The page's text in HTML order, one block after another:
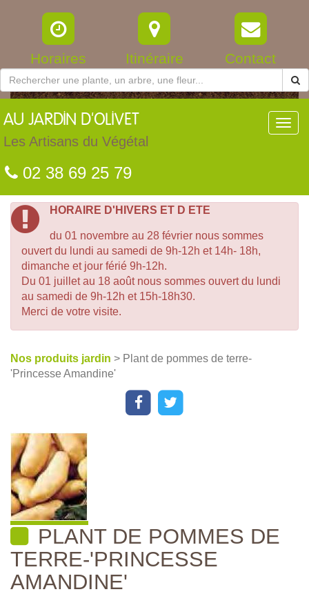
Horaires Itinéraire Contact
AU JARDIN D'OLIVET
Les Artisans du Végétal
02 38 69 25 79
HORAIRE D'HIVERS ET D ETE
du 01 novembre au 28 février nous sommes
ouvert du lundi au samedi de 9h-12h et 14h- 18h,
dimanche et jour férié 9h-12h.
Du 01 juillet au 18 août nous sommes ouvert du lundi
au samedi de 9h-12h et 15h-18h30.
Merci de votre visite.
Nos produits jardin > Plant de pommes de terre-
'Princesse Amandine'
PLANT DE POMMES DE
TERRE-'PRINCESSE
AMANDINE'